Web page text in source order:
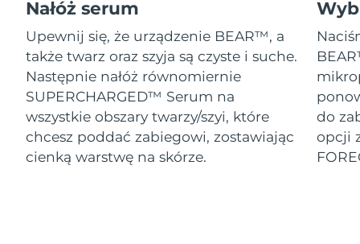
Nałóż serum
Upewnij się, że urządzenie BEAR™, a
także twarz oraz szyja są czyste i suche.
Następnie nałóż równomiernie
SUPERCHARGED™ Serum na
wszystkie obszary twarzy/szyi, które
chcesz poddać zabiegowi, zostawiając
cienką warstwę na skórze.
do
opcji